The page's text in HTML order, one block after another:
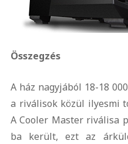
Összegzés
A ház nagyjából 18-18
a riválisok közül ilyesmi
A Cooler Master riválisa
ba került, ezt az